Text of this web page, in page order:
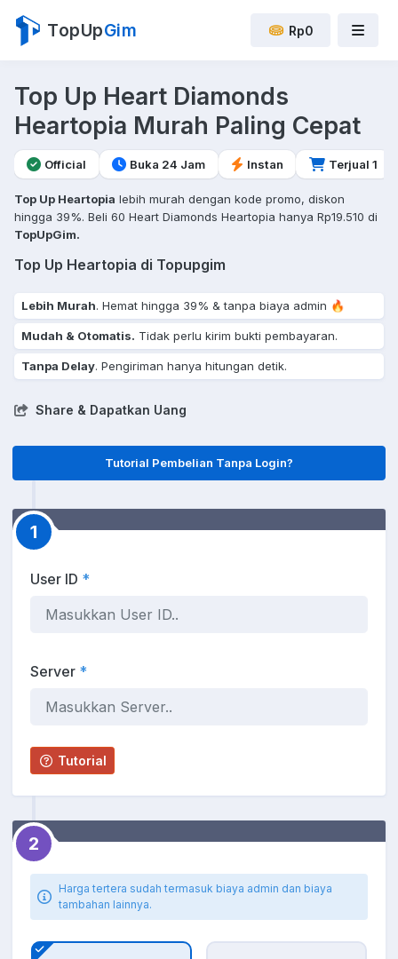
TopUpGim Rp0
Top Up Heart Diamonds
Heartopia Murah Paling Cepat
Official Buka 24 Jam Instan Terjual 1
Top Up Heartopia lebih murah dengan kode promo, diskon
hingga 39%. Beli 60 Heart Diamonds Heartopia hanya Rp19.510 di
TopUpGim.
Top Up Heartopia di Topupgim
Lebih Murah. Hemat hingga 39% & tanpa biaya admin 🔥
Mudah & Otomatis. Tidak perlu kirim bukti pembayaran.
Tanpa Delay. Pengiriman hanya hitungan detik.
Share & Dapatkan Uang
Tutorial Pembelian Tanpa Login?
1
User ID *
Server *
Tutorial
2
Harga tertera sudah termasuk biaya admin dan biaya
tambahan lainnya.